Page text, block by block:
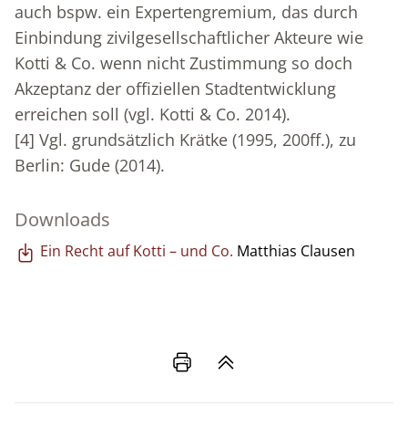
auch bspw. ein Expertengremium, das durch
Einbindung zivilgesellschaftlicher Akteure wie
Kotti & Co. wenn nicht Zustimmung so doch
Akzeptanz der offiziellen Stadtentwicklung
erreichen soll (vgl. Kotti & Co. 2014).
[4] Vgl. grundsätzlich Krätke (1995, 200ff.), zu
Berlin: Gude (2014).
Downloads
Ein Recht auf Kotti – und Co. Matthias Clausen